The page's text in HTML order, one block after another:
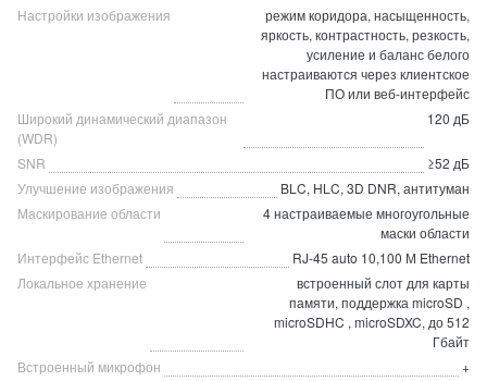
Настройки изображения
режим коридора, насыщенность,
яркость, контрастность, резкость,
усиление и баланс белого
настраиваются через клиентское
ПО или веб-интерфейс
Широкий динамический диапазон
(WDR)
120 дБ
SNR
≥52 дБ
Улучшение изображения
BLC, HLC, 3D DNR, антитуман
Маскирование области
4 настраиваемые многоугольные
маски области
Интерфейс Ethernet
RJ-45 auto 10,100 М Ethernet
Локальное хранение
встроенный слот для карты
памяти, поддержка microSD ,
microSDHC , microSDXC, до 512
Гбайт
Встроенный микрофон
+